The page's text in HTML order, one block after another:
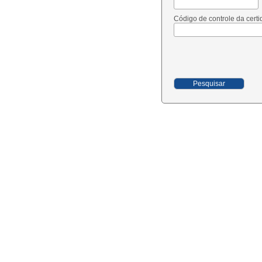
Código de controle da
Pesquisar